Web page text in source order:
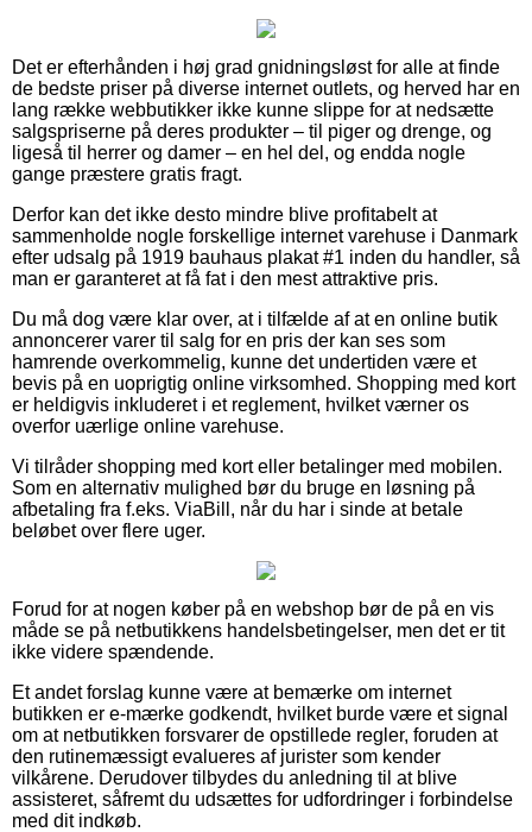
Det er efterhånden i høj grad gnidningsløst for alle at finde
de bedste priser på diverse internet outlets, og herved har en
lang række webbutikker ikke kunne slippe for at nedsætte
salgspriserne på deres produkter – til piger og drenge, og
ligeså til herrer og damer – en hel del, og endda nogle
gange præstere gratis fragt.
Derfor kan det ikke desto mindre blive profitabelt at
sammenholde nogle forskellige internet varehuse i Danmark
efter udsalg på 1919 bauhaus plakat #1 inden du handler, så
man er garanteret at få fat i den mest attraktive pris.
Du må dog være klar over, at i tilfælde af at en online butik
annoncerer varer til salg for en pris der kan ses som
hamrende overkommelig, kunne det undertiden være et
bevis på en uoprigtig online virksomhed. Shopping med kort
er heldigvis inkluderet i et reglement, hvilket værner os
overfor uærlige online varehuse.
Vi tilråder shopping med kort eller betalinger med mobilen.
Som en alternativ mulighed bør du bruge en løsning på
afbetaling fra f.eks. ViaBill, når du har i sinde at betale
beløbet over flere uger.
Forud for at nogen køber på en webshop bør de på en vis
måde se på netbutikkens handelsbetingelser, men det er tit
ikke videre spændende.
Et andet forslag kunne være at bemærke om internet
butikken er e-mærke godkendt, hvilket burde være et signal
om at netbutikken forsvarer de opstillede regler, foruden at
den rutinemæssigt evalueres af jurister som kender
vilkårene. Derudover tilbydes du anledning til at blive
assisteret, såfremt du udsættes for udfordringer i forbindelse
med dit indkøb.